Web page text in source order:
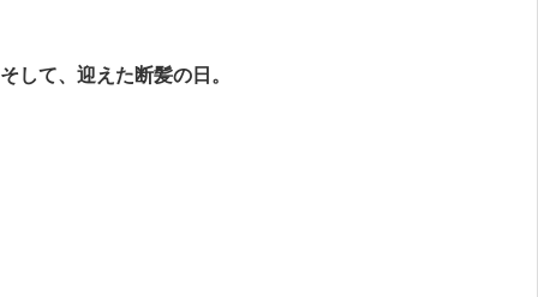
そして、迎えた断髪の日。